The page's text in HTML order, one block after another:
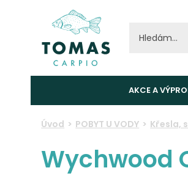
AKCE A
Úvod POBYT U VODY Křesla,
Wychwood